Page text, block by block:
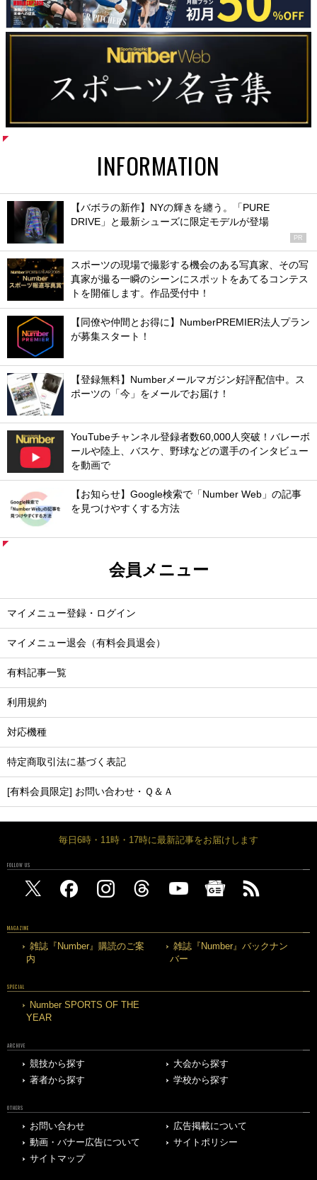
INFORMATION
【バボラの新作】NYの輝きを纏う。「PURE
DRIVE」と最新シューズに限定モデルが登場
PR
スポーツの現場で撮影する機会のある写真家、その写
真家が撮る一瞬のシーンにスポットをあてるコンテス
トを開催します。作品受付中！
【同僚や仲間とお得に】NumberPREMIER法人プラン
が募集スタート！
【登録無料】Numberメールマガジン好評配信中。ス
ポーツの「今」をメールでお届け！
YouTubeチャンネル登録者数60,000人突破！バレーボ
ールや陸上、バスケ、野球などの選手のインタビュー
を動画で
【お知らせ】Google検索で「Number Web」の記事
を見つけやすくする方法
会員メニュー
マイメニュー登録・ログイン
マイメニュー退会（有料会員退会）
有料記事一覧
利用規約
対応機種
特定商取引法に基づく表記
[有料会員限定] お問い合わせ・Ｑ＆Ａ
毎日6時・11時・17時に最新記事をお届けします
FOLLOW US
MAGAZINE
雑誌『Number』購読のご案
内
雑誌『Number』バックナン
バー
SPECIAL
Number SPORTS OF THE
YEAR
ARCHIVE
競技から探す
大会から探す
著者から探す
学校から探す
OTHERS
お問い合わせ
広告掲載について
動画・バナー広告について
サイトポリシー
サイトマップ